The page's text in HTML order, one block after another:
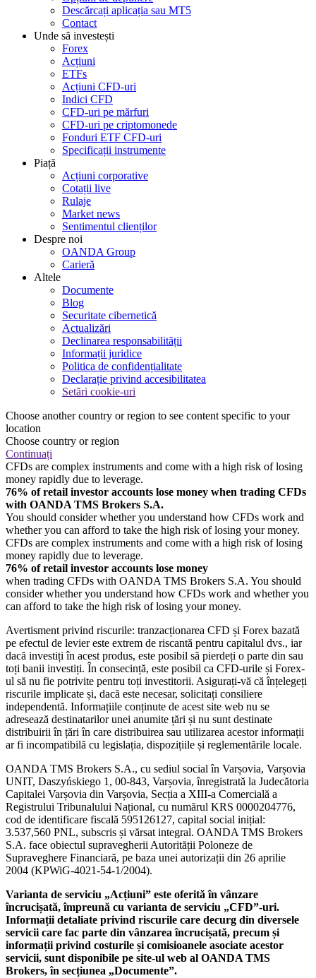
Descărcați aplicația sau MT5
Contact
Unde să investești
Forex
Acțiuni
ETFs
Acțiuni CFD-uri
Indici CFD
CFD-uri pe mărfuri
CFD-uri pe criptomonede
Fonduri ETF CFD-uri
Specificații instrumente
Piață
Acțiuni corporative
Cotații live
Rulaje
Market news
Sentimentul clienților
Despre noi
OANDA Group
Carieră
Altele
Documente
Blog
Securitate cibernetică
Actualizări
Declinarea responsabilității
Informații juridice
Politica de confidențialitate
Declarație privind accesibilitatea
Setări cookie-uri
Choose another country or region to see content specific to your
location
Choose country or region
Continuați
CFDs are complex instruments and come with a high risk of losing
money rapidly due to leverage.
76% of retail investor accounts lose money when trading CFDs
with OANDA TMS Brokers S.A.
You should consider whether you understand how CFDs work and
whether you can afford to take the high risk of losing your money.
CFDs are complex instruments and come with a high risk of losing
money rapidly due to leverage.
76% of retail investor accounts lose money
when trading CFDs with OANDA TMS Brokers S.A. You should
consider whether you understand how CFDs work and whether you
can afford to take the high risk of losing your money.
Avertisment privind riscurile: tranzacționarea CFD și Forex bazată
pe efectul de levier este extrem de riscantă pentru capitalul dvs., iar
dacă investiți în acest produs, este posibil să pierdeți o parte din sau
toți banii investiți. În consecință, este posibil ca CFD-urile și Forex-
ul să nu fie potrivite pentru toți investitorii. Asigurați-vă că înțelegeți
riscurile implicate și, dacă este necesar, solicitați consiliere
independentă. Informațiile conținute de acest site web nu se
adresează destinatarilor unei anumite țări și nu sunt destinate
distribuirii în țări în care distribuirea sau utilizarea acestor informații
ar fi incompatibilă cu legislația, dispozițiile și reglementările locale.
OANDA TMS Brokers S.A., cu sediul social în Varșovia, Varșovia
UNIT, Daszyńskiego 1, 00-843, Varșovia, înregistrată la Judecătoria
Capitalei Varșovia din Varșovia, Secția a XIII-a Comercială a
Registrului Tribunalului Național, cu numărul KRS 0000204776,
cod de identificare fiscală 595126127, capital social inițial:
3.537,560 PNL, subscris și vărsat integral. OANDA TMS Brokers
S.A. face obiectul supravegherii Autorității Poloneze de
Supraveghere Financiară, pe baza unei autorizații din 26 aprilie
2004 (KPWiG-4021-54-1/2004).
Varianta de serviciu „Acțiuni” este oferită în vânzare
încrucișată, împreună cu varianta de serviciu „CFD”-uri.
Informații detaliate privind riscurile care decurg din diversele
servicii care fac parte din vânzarea încrucișată, precum și
informații privind costurile și comisioanele asociate acestor
servicii, sunt disponibile pe site-ul web al OANDA TMS
Brokers, în secțiunea „Documente”.